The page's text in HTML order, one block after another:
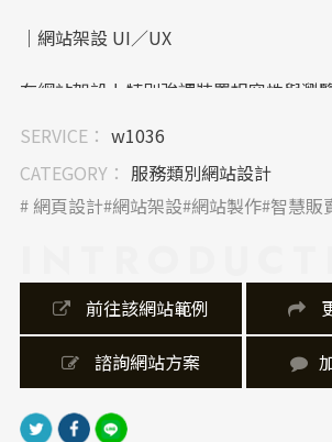
｜網站架設 UI／UX
在網站架設上特別強調裝置相容性與瀏
組區塊化與圖文分明，UX則以快速導覽
主，提升訪客停留時間與轉換率。
｜內容視覺表現，banner 設計
光軌與文字動效，有效吸引眼球並凸顯
內容版型強調資訊層級分明，從最新消
合作品牌，皆以模組方式清晰呈現。
｜網站製作，技術細節
SERVICE： w1036
CATEGORY： 服務類別網站設計
網頁設計 網站架設 網站製作 智慧販
前往該網站範例
諮詢網站方案